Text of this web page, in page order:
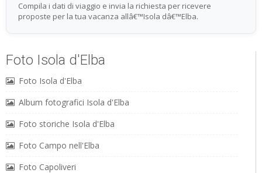
Compila i dati di viaggio e invia la richiesta per ricevere
proposte per la tua vacanza allâ€™Isola dâ€™Elba.
Foto Isola d'Elba
Foto Isola d'Elba
Album fotografici Isola d'Elba
Foto storiche Isola d'Elba
Foto Campo nell'Elba
Foto Capoliveri